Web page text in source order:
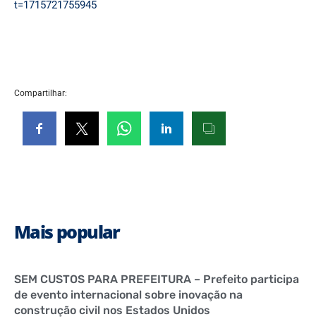
t=1715721755945
Compartilhar:
Mais popular
SEM CUSTOS PARA PREFEITURA – Prefeito participa
de evento internacional sobre inovação na
construção civil nos Estados Unidos